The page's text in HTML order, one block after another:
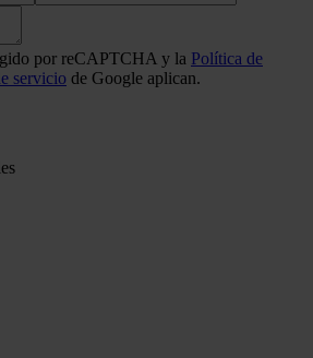
por reCAPTCHA y la Política de
servicio de Google aplican.